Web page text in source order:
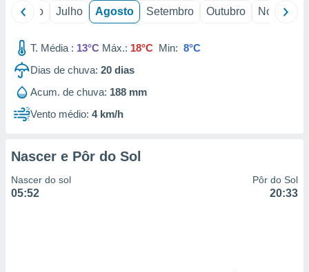
Junho Julho Agosto Setembro Outubro Novembro
T. Média : 13°C Máx.: 18°C Min: 8°C
Dias de chuva: 20 dias
Acum. de chuva: 188 mm
Vento médio: 4 km/h
Nascer e Pôr do Sol
Nascer do sol
05:52
Pôr do Sol
20:33